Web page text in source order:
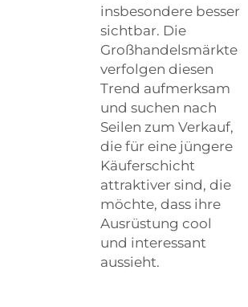
insbesondere besser
sichtbar. Die
Großhandelsmärkte
verfolgen diesen
Trend aufmerksam
und suchen nach
Seilen zum Verkauf,
die für eine jüngere
Käuferschicht
attraktiver sind, die
möchte, dass ihre
Ausrüstung cool
und interessant
aussieht.